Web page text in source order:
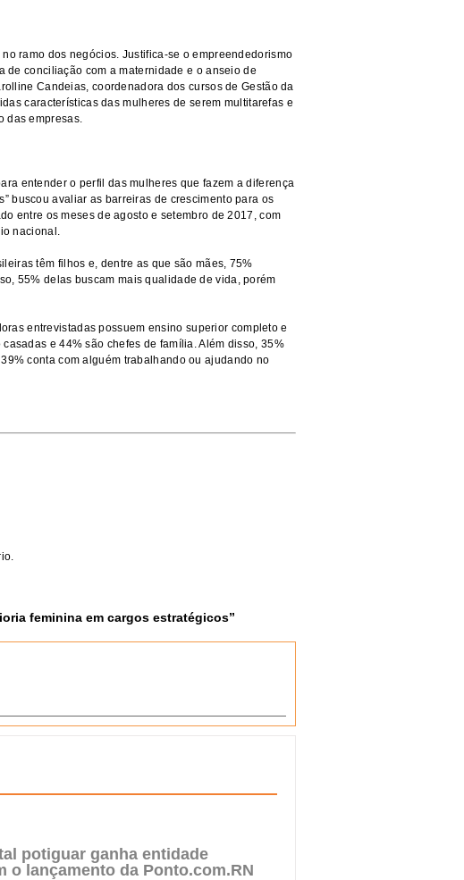
ramo dos negócios. Justifica-se o empreendedorismo
de conciliação com a maternidade e o anseio de
Candeias, coordenadora dos cursos de Gestão da
características das mulheres de serem multitarefas e
das empresas.
entender o perfil das mulheres que fazem a diferença
buscou avaliar as barreiras de crescimento para os
entre os meses de agosto e setembro de 2017, com
nacional.
têm filhos e, dentre as que são mães, 75%
55% delas buscam mais qualidade de vida, porém
entrevistadas possuem ensino superior completo e
e 44% são chefes de família. Além disso, 35%
conta com alguém trabalhando ou ajudando no
feminina em cargos estratégicos”
potiguar ganha entidade
o lançamento da Ponto.com.RN